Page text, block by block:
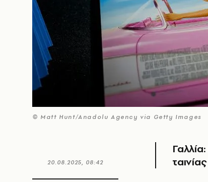
© Matt Hunt/Anadolu Agency via Getty Images
20.08.2025, 08:42